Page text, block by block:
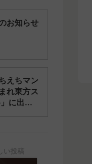
お知らせ
えちマン
れ東方ス
に出演